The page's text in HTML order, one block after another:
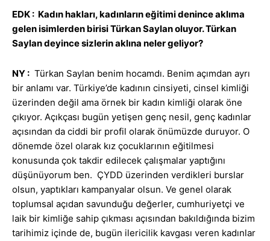
EDK : Kadın hakları, kadınların eğitimi denince aklıma
gelen isimlerden birisi Türkan Saylan oluyor. Türkan
Saylan deyince sizlerin aklına neler geliyor?
NY : Türkan Saylan benim hocamdı. Benim açımdan ayrı
bir anlamı var. Türkiye’de kadının cinsiyeti, cinsel kimliği
üzerinden değil ama örnek bir kadın kimliği olarak öne
çıkıyor. Açıkçası bugün yetişen genç nesil, genç kadınlar
açısından da ciddi bir profil olarak önümüzde duruyor. O
dönemde özel olarak kız çocuklarının eğitilmesi
konusunda çok takdir edilecek çalışmalar yaptığını
düşünüyorum ben. ÇYDD üzerinden verdikleri burslar
olsun, yaptıkları kampanyalar olsun. Ve genel olarak
toplumsal açıdan savunduğu değerler, cumhuriyetçi ve
laik bir kimliğe sahip çıkması açısından bakıldığında bizim
tarihimiz içinde de, bugün ilericilik kavgası veren kadınlar